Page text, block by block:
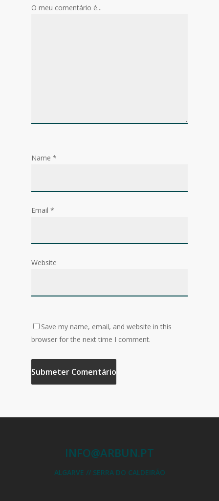
O meu comentário é...
Name *
Email *
Website
Save my name, email, and website in this
browser for the next time I comment.
INFO@ARBUN.PT
ALGARVE // SERRA DO CALDEIRÃO